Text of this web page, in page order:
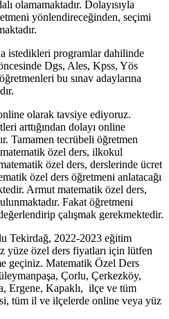
olamamaktadır. Dolayısıyla
yönlendireceğinden, seçimi
istedikleri programlar dahilinde
Dgs, Ales, Kpss, Yös
bu sınav adaylarına
olarak tavsiye ediyoruz.
arttığından dolayı online
Tamamen tecrübeli öğretmen
özel ders, ilkokul
özel ders, derslerinde ücret
özel ders öğretmeni anlatacağı
Armut matematik özel ders,
Fakat öğretmeni
çalışmak gerekmektedir.
Tekirdağ, 2022-2023 eğitim
yüze özel ders fiyatları için lütfen
geçiniz. Matematik Özel Ders
Çorlu, Çerkezköy,
Ergene, Kapaklı, ilçe ve tüm
tüm il ve ilçelerde online veya yüz